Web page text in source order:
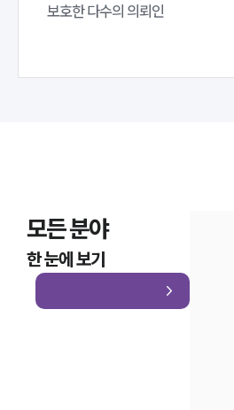
보호한 다수의 의뢰인
모든 분야
한 눈에 보기